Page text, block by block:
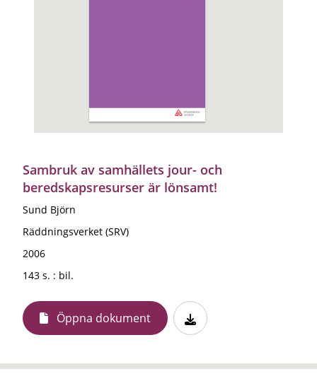
Sambruk av samhällets jour- och
beredskapsresurser är lönsamt!
Sund Björn
Räddningsverket (SRV)
2006
143 s. : bil.
Öppna dokument